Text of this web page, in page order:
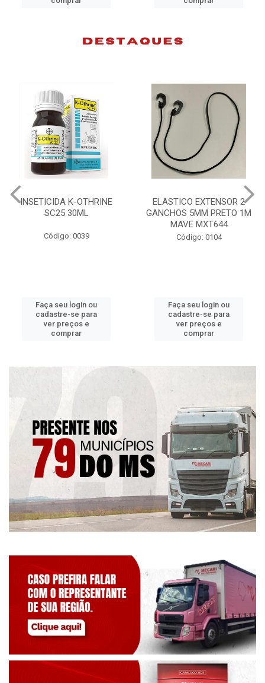
INSETICIDA K-OTHRINE
SC25 30ML
Código: 0039
Faça seu login ou
cadastre-se para
ver preços e
comprar
ELASTICO EXTENSOR 2
GANCHOS 5MM PRETO 1M
MAVE MXT644
Código: 0104
Faça seu login ou
cadastre-se para
ver preços e
comprar